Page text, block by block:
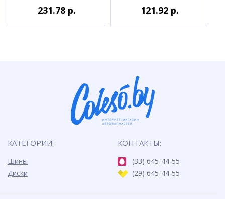
231.78 р. 121.92 р.
КАТЕГОРИИ:
Шины
Диски
КОНТАКТЫ:
(33) 645-44-55
(29) 645-44-55